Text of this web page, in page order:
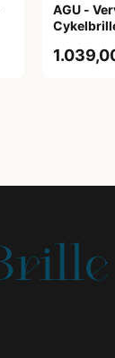
AGU -
Sort